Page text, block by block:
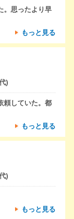
。思ったより早
もっと見る
)
頼していた。都
もっと見る
)
もっと見る